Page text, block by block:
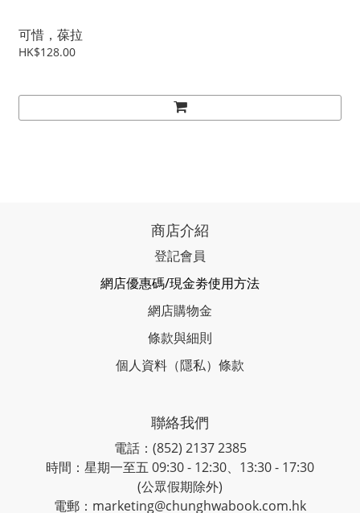
可惜，葆拉
HK$128.00
商店介紹
登記會員
網店優惠碼/現金劵使用方法
網店購物金
條款與細則
個人資料（隱私）條款
聯絡我們
電話：(852) 2137 2385
時間：星期一至五 09:30 - 12:30、13:30 - 17:30
(公眾假期除外)
電郵：marketing@chunghwabook.com.hk